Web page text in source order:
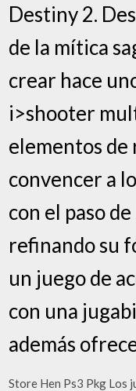
Destiny 2.
de la mítica
crear hace
i>shooter
elementos de
convencer a
con el paso
refinando su
un juego de
con una
además
Store Hen Ps3 Pkg Los